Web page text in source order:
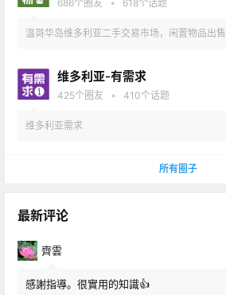
686个圈友 618个话题
温哥华岛维多利亚二手交易市场，闲置物品出售
维多利亚-有需求
425个圈友 • 410个话题
维多利亚需求
所有圈子
最新评论
齊雲
感謝指導。很實用的知識👍